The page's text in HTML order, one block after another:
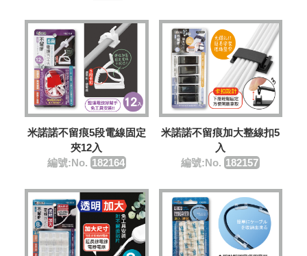
米諾諾不留痕5段電線固定
夾12入
編號:No. 182164
米諾諾不留痕加大整線扣5
入
編號:No. 182157